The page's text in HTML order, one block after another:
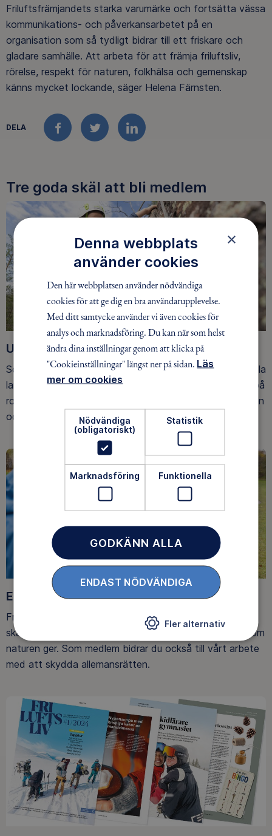
Friluftsfrämjandets starka varumärke och fortsätta vässa
kommunikations- och påverkansarbetet på en
organisation som så tydligt bidrar till ett friskare och
gladare samhälle. Att arbeta för att främja friluftsliv,
rörelse, respekt för naturen, folkhälsa och gemenskap
känns mycket lockande, säger Helena Färnsten.
DELA
FACEBOOKTWITTERLINKEDIN
Tre goda skäl att bli medlem
Upptäck nya äventyr
Som medlem har du tillgång till alla våra äventyr, över hela
landet. Våra ideella ledare guidar barn, unga och vuxna på
roliga och trygga äventyr i skogen, på vattnet, snön, isen
och på fjället.
Ett friluftsliv för alla
Friluftsfrämjandet arbetar för att så många som möjligt
ska upptäcka den rörelseglädje och de hälsoeffekter som
naturen ger. Som medlem bidrar du också till vårt arbete
med att skydda allemansrätten.
×
Denna webbplats
använder cookies
Den här webbplatsen använder nödvändiga
cookies för att ge dig en bra användarupplevelse.
Med ditt samtycke använder vi även cookies för
analys och marknadsföring. Du kan när som helst
ändra dina inställningar genom att klicka på
"Cookieinställningar" längst ner på sidan. Läs
mer om cookies
Nödvändiga
(obligatoriskt)
Statistik
Marknadsföring Funktionella
GODKÄNN ALLA
ENDAST NÖDVÄNDIGA
Fler alternativ